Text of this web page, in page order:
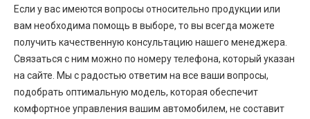
Если у вас имеются вопросы относительно продукции или
вам необходима помощь в выборе, то вы всегда можете
получить качественную консультацию нашего менеджера.
Связаться с ним можно по номеру телефона, который указан
на сайте. Мы с радостью ответим на все ваши вопросы,
подобрать оптимальную модель, которая обеспечит
комфортное управления вашим автомобилем, не составит